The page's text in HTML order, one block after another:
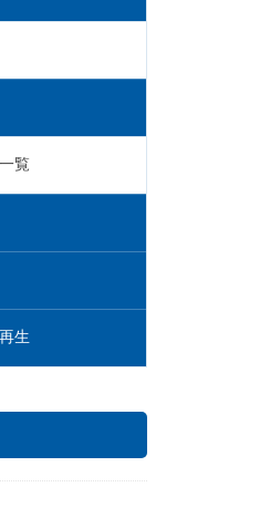
覧
生